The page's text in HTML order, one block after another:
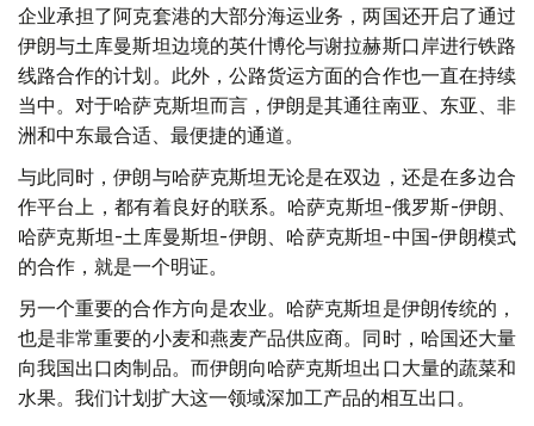
企业承担了阿克套港的大部分海运业务，两国还开启了通过
伊朗与土库曼斯坦边境的英什博伦与谢拉赫斯口岸进行铁路
线路合作的计划。此外，公路货运方面的合作也一直在持续
当中。对于哈萨克斯坦而言，伊朗是其通往南亚、东亚、非
洲和中东最合适、最便捷的通道。
与此同时，伊朗与哈萨克斯坦无论是在双边，还是在多边合
作平台上，都有着良好的联系。哈萨克斯坦-俄罗斯-伊朗、
哈萨克斯坦-土库曼斯坦-伊朗、哈萨克斯坦-中国-伊朗模式
的合作，就是一个明证。
另一个重要的合作方向是农业。哈萨克斯坦是伊朗传统的，
也是非常重要的小麦和燕麦产品供应商。同时，哈国还大量
向我国出口肉制品。而伊朗向哈萨克斯坦出口大量的蔬菜和
水果。我们计划扩大这一领域深加工产品的相互出口。